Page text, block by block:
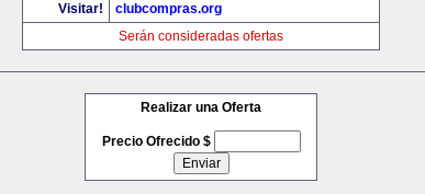
Visitar!
clubcompras.org
Serán consideradas ofertas
Realizar una Oferta
Precio Ofrecido $